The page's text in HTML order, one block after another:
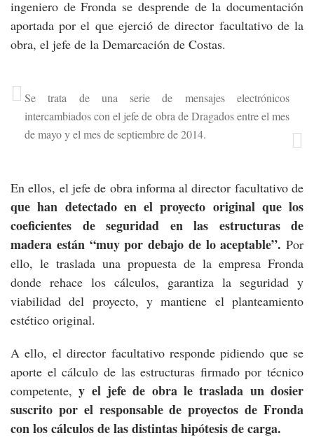
ingeniero de Fronda se desprende de la documentación
aportada por el que ejerció de director facultativo de la
obra, el jefe de la Demarcación de Costas.
Se trata de una serie de mensajes electrónicos
intercambiados con el jefe de obra de Dragados entre el mes
de mayo y el mes de septiembre de 2014.
En ellos, el jefe de obra informa al director facultativo de
que han detectado en el proyecto original que los
coeficientes de seguridad en las estructuras de
madera están “muy por debajo de lo aceptable”. Por
ello, le traslada una propuesta de la empresa Fronda
donde rehace los cálculos, garantiza la seguridad y
viabilidad del proyecto, y mantiene el planteamiento
estético original.
A ello, el director facultativo responde pidiendo que se
aporte el cálculo de las estructuras firmado por técnico
competente, y el jefe de obra le traslada un dosier
suscrito por el responsable de proyectos de Fronda
con los cálculos de las distintas hipótesis de carga.